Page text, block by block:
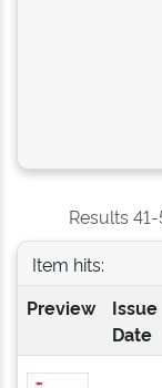
Results
Item hits:
Preview
Issue
Date